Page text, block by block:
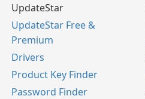
UpdateStar
UpdateStar Free &
Premium
Drivers
Product Key Finder
Password Finder